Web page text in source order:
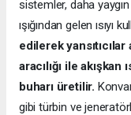
sistemler, daha
ışığından gelen ısıyı
edilerek yansıtıcılar
aracılığı ile akışkan
buharı üretilir.
gibi türbin ve